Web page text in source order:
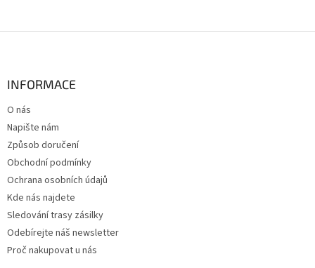
INFORMACE
O nás
Napište nám
Způsob doručení
Obchodní podmínky
Ochrana osobních údajů
Kde nás najdete
Sledování trasy zásilky
Odebírejte náš newsletter
Proč nakupovat u nás